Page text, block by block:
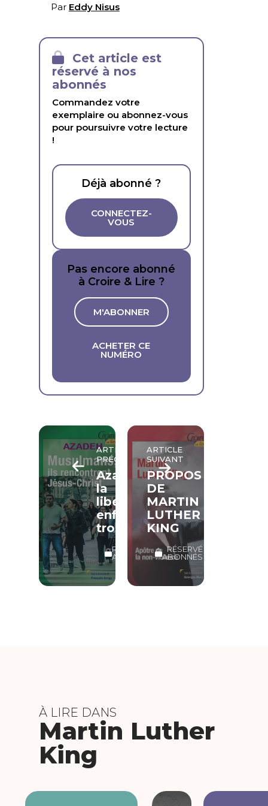
Par Eddy Nisus
Cet article est
réservé à nos
abonnés
Commandez votre
exemplaire ou abonnez-vous
pour poursuivre votre lecture
!
Déjà abonné ?
CONNECTEZ-
VOUS
Pas encore abonné
à Croire & Lire ?
M'ABONNER
ACHETER CE
NUMÉRO
ARTICLE
PRÉCÉDENT
Azadeh,
la
liberté
enfin
trouvée
RÉSERVÉ
ABONNÉS
ARTICLE
SUIVANT
PROPOS
DE
MARTIN
LUTHER
KING
RÉSERVÉ
ABONNÉS
À LIRE DANS
Martin Luther
King